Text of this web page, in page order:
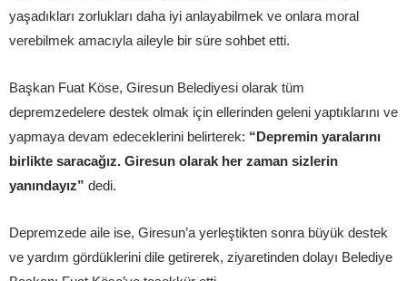
yaşadıkları zorlukları daha iyi anlayabilmek ve onlara moral
verebilmek amacıyla aileyle bir süre sohbet etti.
Başkan Fuat Köse, Giresun Belediyesi olarak tüm
depremzedelere destek olmak için ellerinden geleni yaptıklarını ve
yapmaya devam edeceklerini belirterek: “Depremin yaralarını
birlikte saracağız. Giresun olarak her zaman sizlerin
yanındayız” dedi.
Depremzede aile ise, Giresun’a yerleştikten sonra büyük destek
ve yardım gördüklerini dile getirerek, ziyaretinden dolayı Belediye